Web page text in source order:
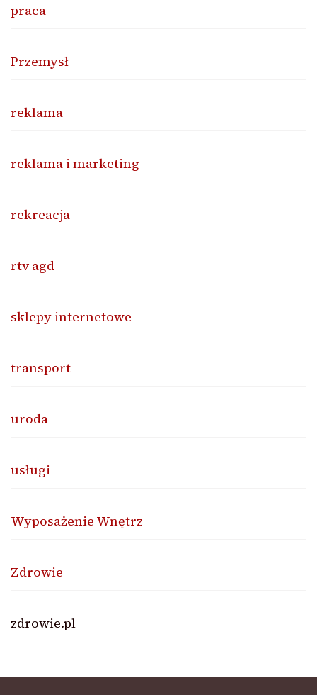
praca
Przemysł
reklama
reklama i marketing
rekreacja
rtv agd
sklepy internetowe
transport
uroda
usługi
Wyposażenie Wnętrz
Zdrowie
zdrowie.pl